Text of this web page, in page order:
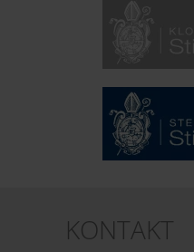
KONTAKT